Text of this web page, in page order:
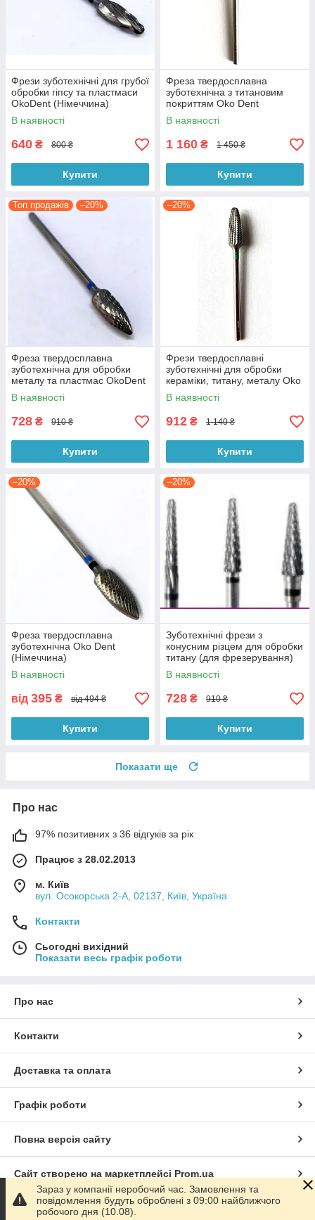
Фрези зуботехнічні для грубої
обробки гіпсу та пластмаси
OkoDent (Німеччина)
В наявності
640 ₴ 800 ₴
Купити
Фреза твердосплавна
зуботехнічна з титановим
покриттям Oko Dent
(Німеччина)
В наявності
1 160 ₴ 1 450 ₴
Купити
Топ продажів –20%
Фреза твердосплавна
зуботехнічна для обробки
металу та пластмас OkoDent
(Німеччина)
В наявності
728 ₴ 910 ₴
Купити
–20%
Фрези твердосплавні
зуботехнічні для обробки
кераміки, титану, металу Oko
Dent (Німеччина)
В наявності
912 ₴ 1 140 ₴
Купити
–20%
Фреза твердосплавна
зуботехнічна Oko Dent
(Німеччина)
В наявності
від 395 ₴ від 494 ₴
Купити
–20%
Зуботехнічні фрези з
конусним різцем для обробки
титану (для фрезерування)
В наявності
728 ₴ 910 ₴
Купити
Показати ще
Про нас
97% позитивних з 36 відгуків за рік
Працює з 28.02.2013
м. Київ
вул. Осокорська 2-А, 02137, Київ, Україна
Контакти
Сьогодні вихідний
Показати весь графік роботи
Про нас
Контакти
Доставка та оплата
Графік роботи
Повна версія сайту
Сайт створено на маркетплейсі Prom.ua
Політика конфіденційності
Зараз у компанії неробочий час. Замовлення та
повідомлення будуть оброблені з 09:00 найближчого
робочого дня (10.08).